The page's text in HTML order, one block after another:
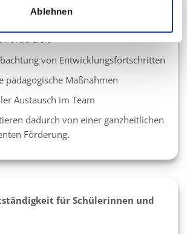
Ablehnen
Förderziele
von Entwicklungsfortschritten
pädagogische Maßnahmen
Austausch im Team
dadurch von einer ganzheitlichen
Förderung.
für Schülerinnen und